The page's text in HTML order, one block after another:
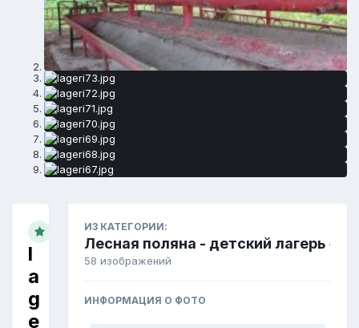
l
a
g
e
ИЗ КАТЕГОРИИ:
Лесная поляна - детский лагерь ·
58 изображений
ИНФОРМАЦИЯ О ФОТО